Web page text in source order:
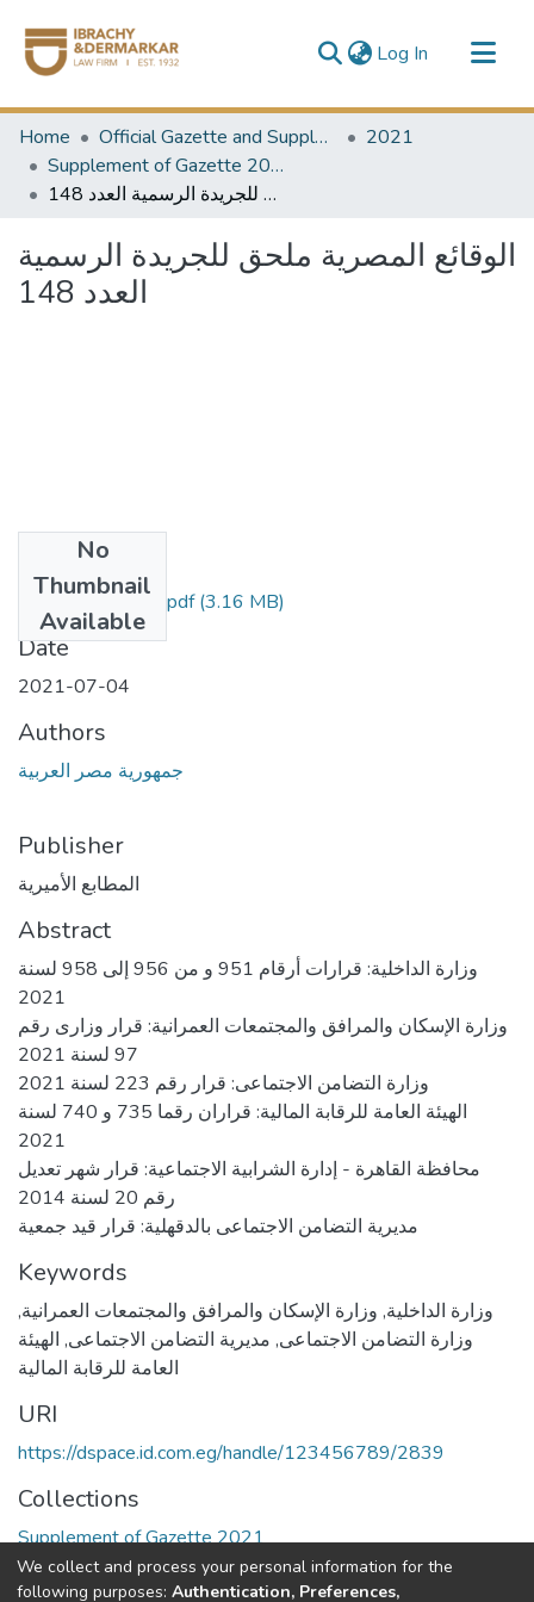
Log In (current)
Communities & Collections
All of DSpace
Home Official Gazette and Supplement
2021
Supplement of Gazette 2021
الوقائع المصرية ملحق للجريدة الرسمية العدد 148
الوقائع المصرية ملحق للجريدة الرسمية
العدد 148
No
Thumbnail
Available
العدد 148مؤمن.pdf(3.16 MB)
Date
2021-07-04
Authors
جمهورية مصر العربية
Publisher
المطابع الأميرية
Abstract
وزارة الداخلية: قرارات أرقام 951 و من 956 إلى 958 لسنة
2021
وزارة الإسكان والمرافق والمجتمعات العمرانية: قرار وزارى رقم
97 لسنة 2021
وزارة التضامن الاجتماعى: قرار رقم 223 لسنة 2021
الهيئة العامة للرقابة المالية: قراران رقما 735 و 740 لسنة
2021
محافظة القاهرة - إدارة الشرابية الاجتماعية: قرار شهر تعديل
رقم 20 لسنة 2014
مديرية التضامن الاجتماعى بالدقهلية: قرار قيد جمعية
Keywords
وزارة الداخلية, وزارة الإسكان والمرافق والمجتمعات العمرانية,
وزارة التضامن الاجتماعى, مديرية التضامن الاجتماعى, الهيئة
العامة للرقابة المالية
URI
https://dspace.id.com.eg/handle/123456789/2839
Collections
Supplement of Gazette 2021
Full item page
We collect and process your personal information for the
following purposes: Authentication, Preferences,